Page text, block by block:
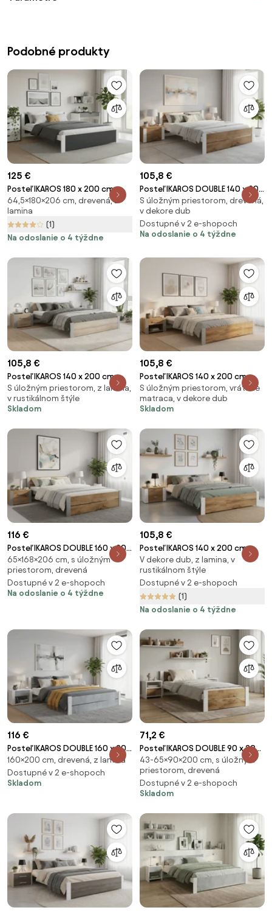
Podobné produkty
125 €
Posteľ IKAROS 180 x 200 cm,
antracitová/biela Rošt: Bez
roštu, Matrac: Bez matraca
64,5×180×206 cm, drevená, z
lamina
(1)
Na odoslanie o 4 týždne
105,8 €
Posteľ IKAROS DOUBLE 140 x 200
cm, dub artisan/biela Rošt: Bez
roštu, Matrac: Bez matraca
S úložným priestorom, drevená,
v dekore dub
Dostupné v 2 e-shopoch
Na odoslanie o 4 týždne
105,8 €
Posteľ IKAROS 140 x 200 cm,
dub sonoma/sivá Rošt: Bez
roštu, Matrac: Bez matraca
S úložným priestorom, z lamina,
v rustikálnom štýle
Skladom
105,8 €
Posteľ IKAROS 140 x 200 cm,
dub artisan/sivá Rošt: Bez
roštu, Matrac: Bez matraca
S úložným priestorom, vrátane
matraca, v dekore dub
Skladom
116 €
Posteľ IKAROS DOUBLE 160 x 200
cm, dub artisan/sivá Rošt: Bez
roštu, Matrac: Bez matraca
65×168×206 cm, s úložným
priestorom, drevená
Dostupné v 2 e-shopoch
Na odoslanie o 4 týždne
105,8 €
Posteľ IKAROS 140 x 200 cm,
dub artisan/biela Rošt: Bez
roštu, Matrac: Bez matraca
V dekore dub, z lamina, v
rustikálnom štýle
Dostupné v 2 e-shopoch
(1)
Na odoslanie o 4 týždne
116 €
Posteľ IKAROS DOUBLE 160 x 200
cm, betón/biela Rošt: Bez
roštu, Matrac: Bez matraca
160×200 cm, drevená, z lamina
Dostupné v 2 e-shopoch
Skladom
71,2 €
Posteľ IKAROS DOUBLE 90 x 200
cm, dub artisan/biela Rošt: Bez
roštu, Matrac: Bez matraca
43-65×90×200 cm, s úložným
priestorom, drevená
Dostupné v 2 e-shopoch
Skladom